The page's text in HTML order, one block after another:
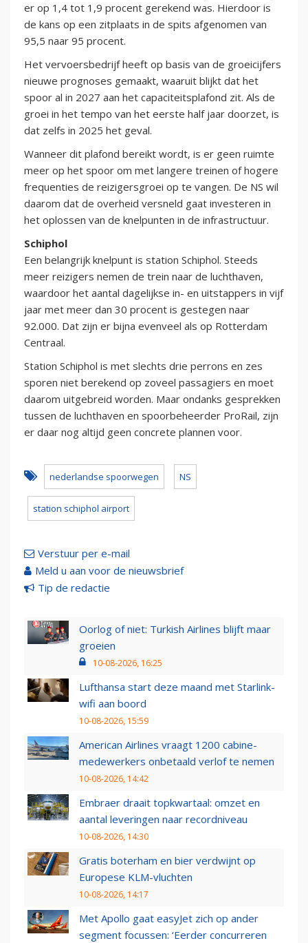
er op 1,4 tot 1,9 procent gerekend was. Hierdoor is
de kans op een zitplaats in de spits afgenomen van
95,5 naar 95 procent.
Het vervoersbedrijf heeft op basis van de groeicijfers
nieuwe prognoses gemaakt, waaruit blijkt dat het
spoor al in 2027 aan het capaciteitsplafond zit. Als de
groei in het tempo van het eerste half jaar doorzet, is
dat zelfs in 2025 het geval.
Wanneer dit plafond bereikt wordt, is er geen ruimte
meer op het spoor om met langere treinen of hogere
frequenties de reizigersgroei op te vangen. De NS wil
daarom dat de overheid versneld gaat investeren in
het oplossen van de knelpunten in de infrastructuur.
Schiphol
Een belangrijk knelpunt is station Schiphol. Steeds
meer reizigers nemen de trein naar de luchthaven,
waardoor het aantal dagelijkse in- en uitstappers in vijf
jaar met meer dan 30 procent is gestegen naar
92.000. Dat zijn er bijna evenveel als op Rotterdam
Centraal.
Station Schiphol is met slechts drie perrons en zes
sporen niet berekend op zoveel passagiers en moet
daarom uitgebreid worden. Maar ondanks gesprekken
tussen de luchthaven en spoorbeheerder ProRail, zijn
er daar nog altijd geen concrete plannen voor.
nederlandse spoorwegen NS
station schiphol airport
Verstuur per e-mail
Meld u aan voor de nieuwsbrief
Tip de redactie
Oorlog of niet: Turkish Airlines blijft maar
groeien
10-08-2026, 16:25
Lufthansa start deze maand met Starlink-
wifi aan boord
10-08-2026, 15:59
American Airlines vraagt 1200 cabine-
medewerkers onbetaald verlof te nemen
10-08-2026, 14:42
Embraer draait topkwartaal: omzet en
aantal leveringen naar recordniveau
10-08-2026, 14:30
Gratis boterham en bier verdwijnt op
Europese KLM-vluchten
10-08-2026, 14:17
Met Apollo gaat easyJet zich op ander
segment focussen: ‘Eerder concurreren